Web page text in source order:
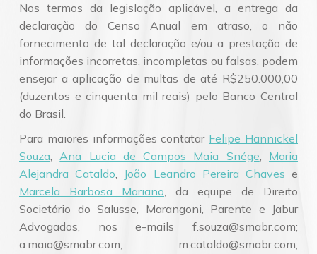
Nos termos da legislação aplicável, a entrega da
declaração do Censo Anual em atraso, o não
fornecimento de tal declaração e/ou a prestação de
informações incorretas, incompletas ou falsas, podem
ensejar a aplicação de multas de até R$250.000,00
(duzentos e cinquenta mil reais) pelo Banco Central
do Brasil.
Para maiores informações contatar Felipe Hannickel
Souza,Ana Lucia de Campos Maia Snége, Maria
Alejandra Cataldo, João Leandro Pereira Chaves e
Marcela Barbosa Mariano, da equipe de Direito
Societário do Salusse, Marangoni, Parente e Jabur
Advogados, nos e-mails f.souza@smabr.com;
a.maia@smabr.com; m.cataldo@smabr.com;